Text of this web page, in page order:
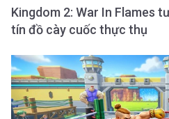
Kingdom 2: War In Flames
tín đồ cày cuốc thực thụ